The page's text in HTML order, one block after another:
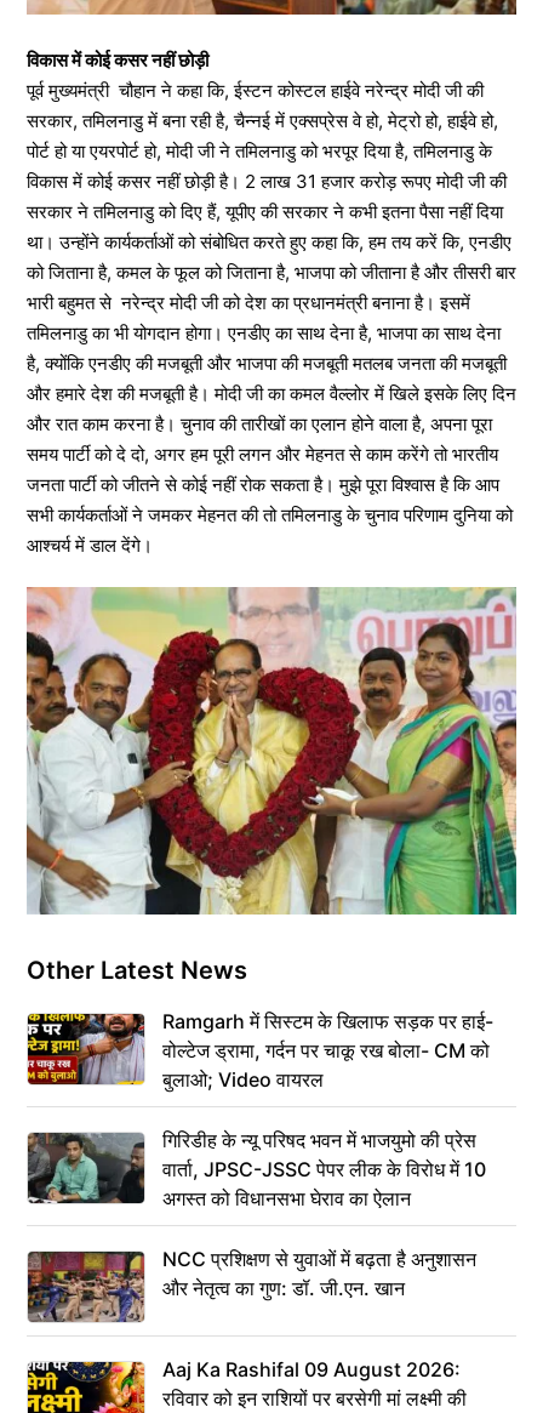
विकास में कोई कसर नहीं छोड़ी
पूर्व मुख्यमंत्री चौहान ने कहा कि, ईस्टन कोस्टल हाईवे नरेन्द्र मोदी जी की
सरकार, तमिलनाडु में बना रही है, चैन्नई में एक्सप्रेस वे हो, मेट्रो हो, हाईवे हो,
पोर्ट हो या एयरपोर्ट हो, मोदी जी ने तमिलनाडु को भरपूर दिया है, तमिलनाडु के
विकास में कोई कसर नहीं छोड़ी है। 2 लाख 31 हजार करोड़ रूपए मोदी जी की
सरकार ने तमिलनाडु को दिए हैं, यूपीए की सरकार ने कभी इतना पैसा नहीं दिया
था। उन्होंने कार्यकर्ताओं को संबोधित करते हुए कहा कि, हम तय करें कि, एनडीए
को जिताना है, कमल के फूल को जिताना है, भाजपा को जीताना है और तीसरी बार
भारी बहुमत से नरेन्द्र मोदी जी को देश का प्रधानमंत्री बनाना है। इसमें
तमिलनाडु का भी योगदान होगा। एनडीए का साथ देना है, भाजपा का साथ देना
है, क्योंकि एनडीए की मजबूती और भाजपा की मजबूती मतलब जनता की मजबूती
और हमारे देश की मजबूती है। मोदी जी का कमल वैल्लोर में खिले इसके लिए दिन
और रात काम करना है। चुनाव की तारीखों का एलान होने वाला है, अपना पूरा
समय पार्टी को दे दो, अगर हम पूरी लगन और मेहनत से काम करेंगे तो भारतीय
जनता पार्टी को जीतने से कोई नहीं रोक सकता है। मुझे पूरा विश्वास है कि आप
सभी कार्यकर्ताओं ने जमकर मेहनत की तो तमिलनाडु के चुनाव परिणाम दुनिया को
आश्चर्य में डाल देंगे।
Other Latest News
Ramgarh में सिस्टम के खिलाफ सड़क पर हाई-
वोल्टेज ड्रामा, गर्दन पर चाकू रख बोला- CM को
बुलाओ; Video वायरल
गिरिडीह के न्यू परिषद भवन में भाजयुमो की प्रेस
वार्ता, JPSC-JSSC पेपर लीक के विरोध में 10
अगस्त को विधानसभा घेराव का ऐलान
NCC प्रशिक्षण से युवाओं में बढ़ता है अनुशासन
और नेतृत्व का गुण: डॉ. जी.एन. खान
Aaj Ka Rashifal 09 August 2026:
रविवार को इन राशियों पर बरसेगी मां लक्ष्मी की